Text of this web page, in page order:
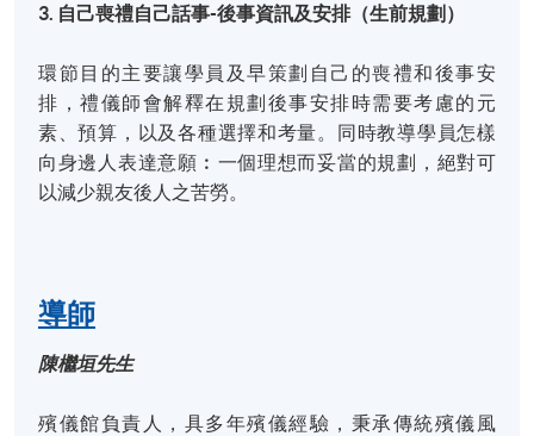
3. 自己喪禮自己話事-後事資訊及安排（生前規劃）
環節目的主要讓學員及早策劃自己的喪禮和後事安
排，禮儀師會解釋在規劃後事安排時需要考慮的元
素、預算，以及各種選擇和考量。同時教導學員怎樣
向身邊人表達意願︰一個理想而妥當的規劃，絕對可
以減少親友後人之苦勞。
導師
陳檵垣先生
殯儀館負責人，具多年殯儀經驗，秉承傳統殯儀風